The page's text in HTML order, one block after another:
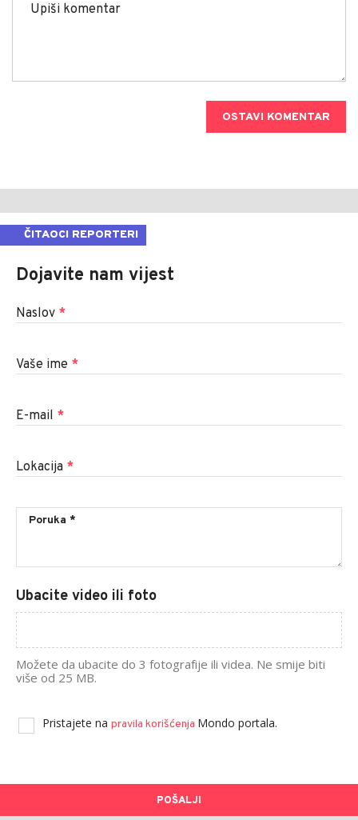
OSTAVI KOMENTAR
ČITAOCI REPORTERI
Dojavite nam vijest
Naslov *
Vaše ime *
E-mail *
Lokacija *
Ubacite video ili foto
Možete da ubacite do 3 fotografije ili videa. Ne smije biti
više od 25 MB.
Pristajete na pravila korišćenja Mondo portala.
POŠALJI